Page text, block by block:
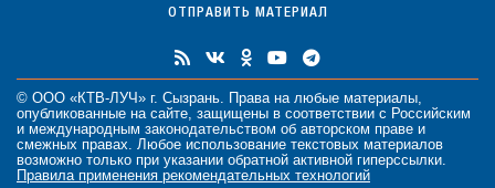
ОТПРАВИТЬ МАТЕРИАЛ
© ООО «КТВ-ЛУЧ» г. Сызрань. Права на любые материалы
опубликованные на сайте, защищены в соответствии с Российским
и международным законодательством об авторском праве и
смежных правах. Любое использование текстовых материалов
возможно только при указании обратной активной гиперссылки.
Правила применения рекомендательных технологий